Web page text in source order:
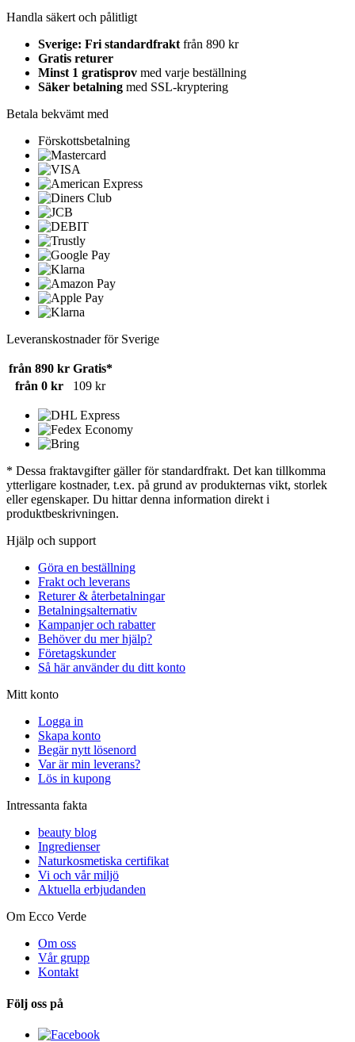
Handla säkert och pålitligt
Sverige: Fri standardfraktfrån 890 kr
Gratis returer
Minst 1 gratisprov med varje beställning
Säker betalning med SSL-kryptering
Betala bekvämt med
Förskottsbetalning
Leveranskostnader för Sverige
från 890 kr Gratis*
från 0 kr
109 kr
* Dessa fraktavgifter gäller för standardfrakt. Det kan tillkomma
ytterligare kostnader, t.ex. på grund av produkternas vikt, storlek
eller egenskaper. Du hittar denna information direkt i
produktbeskrivningen.
Hjälp och support
Göra en beställning
Frakt och leverans
Returer & återbetalningar
Betalningsalternativ
Kampanjer och rabatter
Behöver du mer hjälp?
Företagskunder
Så här använder du ditt konto
Mitt konto
Logga in
Skapa konto
Begär nytt lösenord
Var är min leverans?
Lös in kupong
Intressanta fakta
beauty blog
Ingredienser
Naturkosmetiska certifikat
Vi och vår miljö
Aktuella erbjudanden
Om Ecco Verde
Om oss
Vår grupp
Kontakt
Följ oss på